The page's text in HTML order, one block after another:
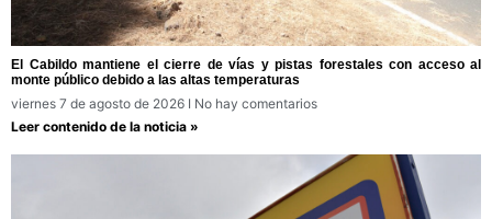
El Cabildo mantiene el cierre de vías y pistas forestales con acceso al
monte público debido a las altas temperaturas
viernes 7 de agosto de 2026
No hay comentarios
Leer contenido de la noticia »